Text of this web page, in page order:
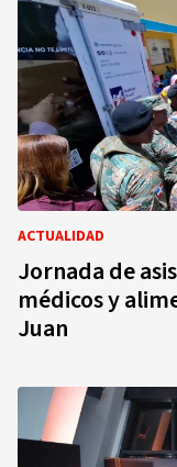
ACTUALIDAD
Jornada de
médicos y
Juan